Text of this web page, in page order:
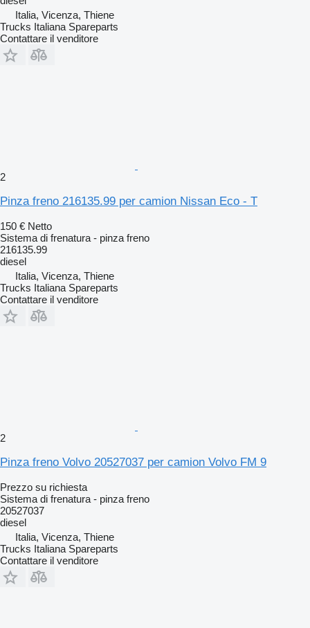
Italia, Vicenza, Thiene
Trucks Italiana Spareparts
Contattare il venditore
2
Pinza freno 216135.99 per camion Nissan Eco - T
150 € Netto
Sistema di frenatura - pinza freno
216135.99
diesel
Italia, Vicenza, Thiene
Trucks Italiana Spareparts
Contattare il venditore
2
Pinza freno Volvo 20527037 per camion Volvo FM 9
Prezzo su richiesta
Sistema di frenatura - pinza freno
20527037
diesel
Italia, Vicenza, Thiene
Trucks Italiana Spareparts
Contattare il venditore